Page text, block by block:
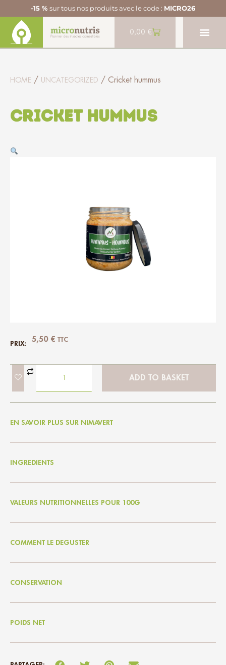
-15 % sur tous nos produits avec le code : MICRO26
0,00 €
HOME / UNCATEGORIZED / Cricket hummus
Cricket hummus
PRIX:
5,50 € TTC
ADD TO BASKET
EN SAVOIR PLUS SUR NIMAVERT
INGREDIENTS
VALEURS NUTRITIONNELLES POUR 100G
COMMENT LE DEGUSTER
CONSERVATION
POIDS NET